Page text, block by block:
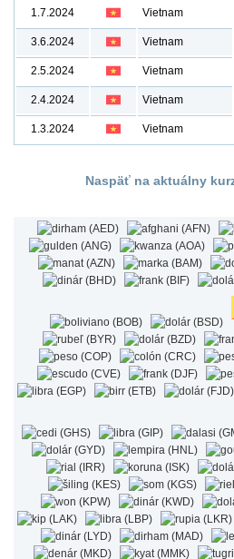
1.7.2024 Vietnam
3.6.2024 Vietnam
2.5.2024 Vietnam
2.4.2024 Vietnam
1.3.2024 Vietnam
Naspäť na aktuálny